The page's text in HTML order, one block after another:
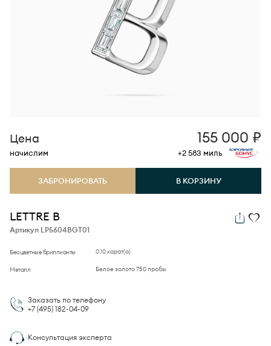
LETTRE В
Артикул LP5604BGT01
Бесцветные бриллианты 0.10 карат(а)
Металл Белое золото 750 пробы
Цена 155 000 ₽
начислим +2 583 миль
ЗАБРОНИРОВАТЬ В КОРЗИНУ
Заказать по телефону
+7 (495) 182-04-09
Консультация эксперта